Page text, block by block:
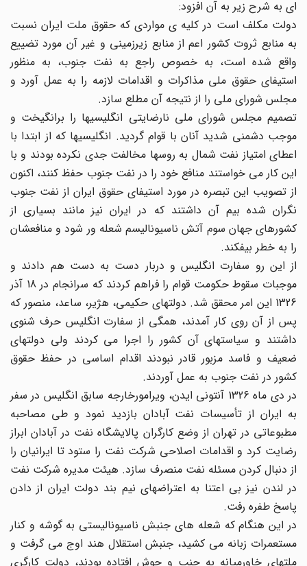
ای به شرح زیر به آن افزود:
دولت مکلف است در کلیه ی مواردی که حقوق ملت ایران نسبت
به منابع ثروت کشور اعم از منابع زیرزمینی و غیر آن مورد تضییع
واقع شده است، به خصوص راجع به نفت جنوب، به منظور
استیفای حقوق ملی مذاکرات و اقدامات لازمه را به عمل آورد و
مجلس شورای ملی را از نتیجه آن مطلع سازد.
تصمیم مجلس شورای ملی نارضایتی انگلیسیها را برانگیخت و
موجب دشمنی شدید آنان با قوام گردید. انگلیسیها که از ابتدا با
اعطای امتیاز نفت شمال به روسها مخالفت جدی نکرده بودند و با
این کار می خواستند منافع خود را در نفت جنوب حفظ کنند، اکنون
از تصویب این تبصره در مورد استیفای حقوق ایران از نفت جنوب
نگران شده بیم آن داشتند که در ایران نیز مانند بسیاری از
کشورهای جهان سوم آتش ناسیونالیسم شعله ور شود و منافعشان
را به خطر بیفکند.
از این رو سفارت انگلیس و دربار دست به دست هم دادند و
موجبات سقوط حکومت قوام را فراهم کردند که سرانجام در 18 آذر
1326 این امر محقق شد. دولتهای حکیمی، هژیر، ساعد، منصور که
پس از آن روی کار آمدند، همگی از سفارت انگلیس حرف شنوی
داشتند و سیاستهای آن کشور را اجرا می کردند ولی دولتهای
ضعیف و فاسد مزبور قادر نبودند اقدام اساسی در حفظ حقوق
کشور در نفت جنوب به عمل آوردند.
در دی ماه 1326 آنتونی ایدن، ویرامورخارجه سابق انگلیس در سفر
به ایران از تأسیسات نفت آبادان بازدید نمود و طی مصاحبه
مطبوعاتی در تهران از وضع کارگران پالایشگاه نفت در آبادان ابراز
رضایت کرد و اقدامات اصلاحی شرکت نفت را ستود تا ایرانیان را
از دنبال کردن مسئله نفت منصرف سازد. هیئت مدیره شرکت نفت
در لندن نیز بی اعتنا به اعتراضهای نیم بند دولت ایران از دادن
پاسخ طفره رفت.
در این هنگام که شعله های جنبش ناسیونالیستی به گوشه و کنار
مستعمرات زبانه می کشید، جنبش استقلال هند اوج می گرفت و
ملتهای خاورمیانه به جنب و جوش افتاده بودند، دولت کارگری